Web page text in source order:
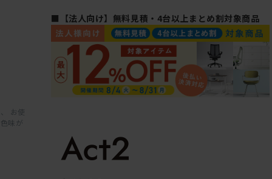
お使
味が
■【法人向け】無料見積・4台以上まとめ割対象商品